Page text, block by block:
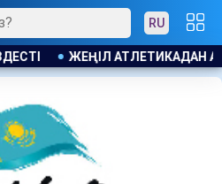
RU
U20 ӘЛЕМ ЧЕМПИОНАТЫНДА